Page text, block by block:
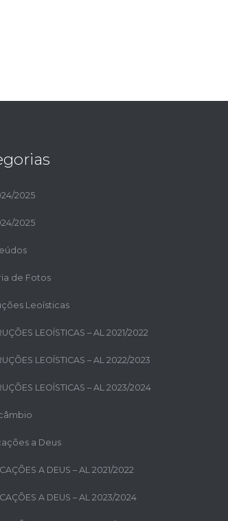
2025
2025
de Fotos
Leoísticas
LEOÍSTICAS – AL 2021/2022
LEOÍSTICAS – AL 2022/2023
LEOÍSTICAS – AL 2023/2024
a Deus
A DEUS – AL 2021/2022
A DEUS – AL 2023/2024